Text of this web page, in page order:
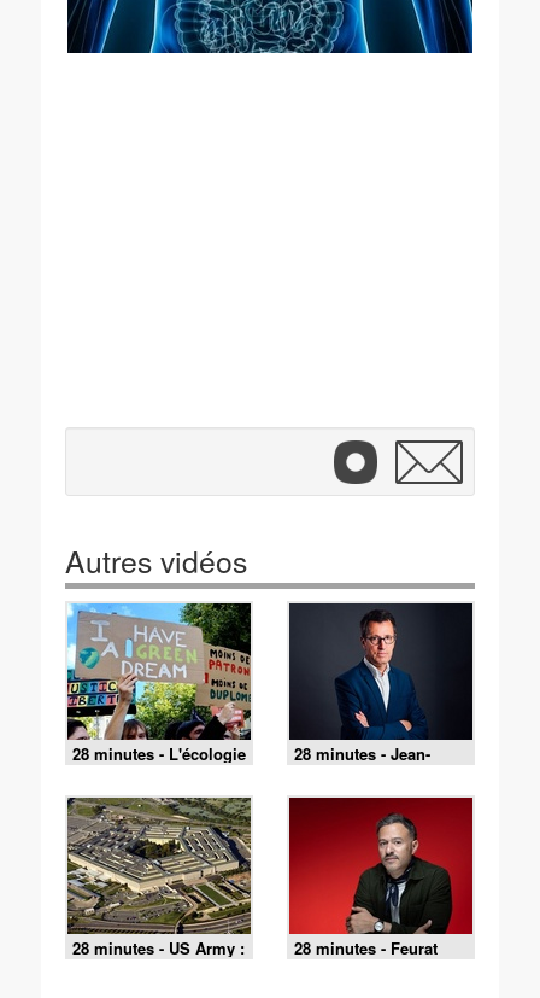
Autres vidéos
28 minutes - L'écologie
politique, grande
perdante de la crise
climatique ?
28 minutes - Jean-
Claude Raspiengeas
raconte l'histoire des
cartes routières
28 minutes - US Army :
un géant impuissant ?
28 minutes - Feurat
Alani : retour en BD